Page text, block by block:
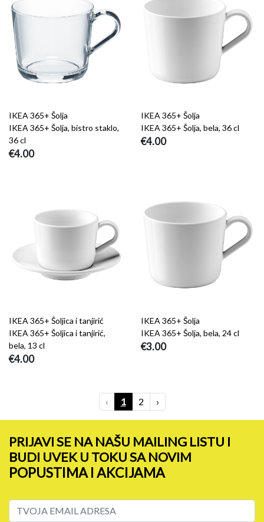
IKEA 365+ Šolja
IKEA 365+ Šolja, bistro staklo,
36 cl
€4.00
IKEA 365+ Šolja
IKEA 365+ Šolja, bela, 36 cl
€4.00
IKEA 365+ Šoljica i tanjirić
IKEA 365+ Šoljica i tanjirić,
bela, 13 cl
€4.00
IKEA 365+ Šolja
IKEA 365+ Šolja, bela, 24 cl
€3.00
‹ 1 2 ›
PRIJAVI SE NA NAŠU MAILING LISTU I
BUDI UVEK U TOKU SA NOVIM
POPUSTIMA I AKCIJAMA